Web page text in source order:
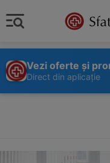
Vezi oferte și
Direct din aplicație